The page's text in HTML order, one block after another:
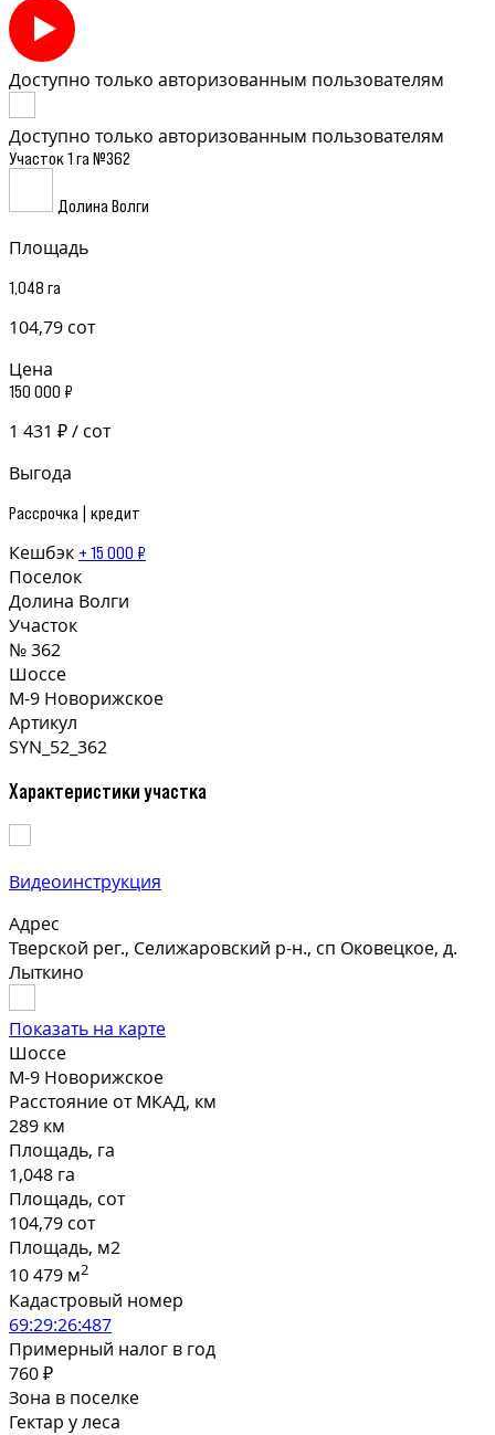
Доступно только авторизованным пользователям
Доступно только авторизованным пользователям
Участок 1 га №362
Долина Волги
Площадь
1,048 га
104,79 сот
Цена
150 000 ₽
1 431 ₽ / сот
Выгода
Рассрочка | кредит
Кешбэк + 15 000 ₽
Поселок
Долина Волги
Участок
№ 362
Шоссе
М-9 Новорижское
Артикул
SYN_52_362
Характеристики участка
Видеоинструкция
Адрес
Тверской рег., Селижаровский р-н., сп Оковецкое, д.
Лыткино
Показать на карте
Шоссе
М-9 Новорижское
Расстояние от МКАД, км
289 км
Площадь, га
1,048 га
Площадь, сот
104,79 сот
Площадь, м2
10 479 м2
Кадастровый номер
69:29:26:487
Примерный налог в год
760 ₽
Зона в поселке
Гектар у леса